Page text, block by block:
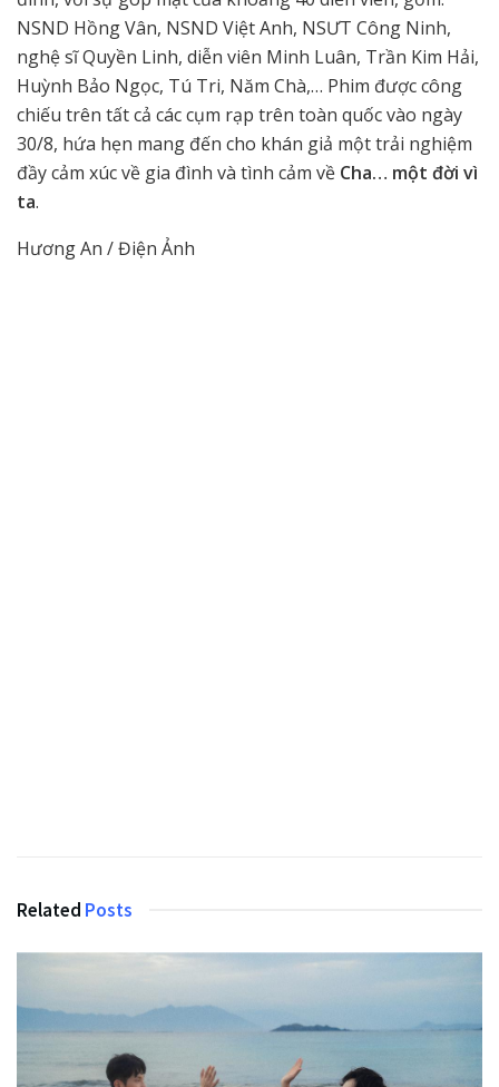
NSND Hồng Vân, NSND Việt Anh, NSƯT Công Ninh,
nghệ sĩ Quyền Linh, diễn viên Minh Luân, Trần Kim Hải,
Huỳnh Bảo Ngọc, Tú Tri, Năm Chà,… Phim được công
chiếu trên tất cả các cụm rạp trên toàn quốc vào ngày
30/8, hứa hẹn mang đến cho khán giả một trải nghiệm
đầy cảm xúc về gia đình và tình cảm về Cha… một đời vì
ta.
Hương An / Điện Ảnh
Related Posts